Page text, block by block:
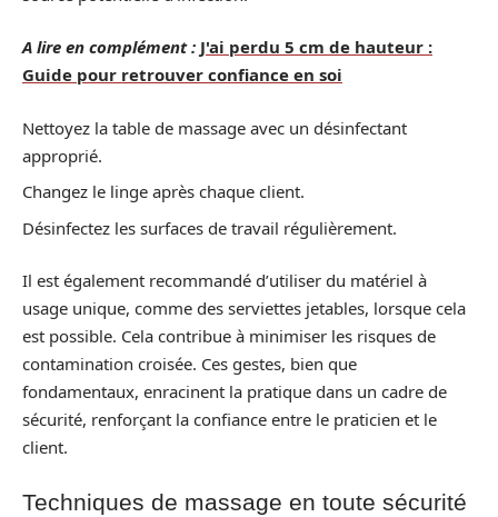
A lire en complément : J'ai perdu 5 cm de hauteur :
Guide pour retrouver confiance en soi
Nettoyez la table de massage avec un désinfectant
approprié.
Changez le linge après chaque client.
Désinfectez les surfaces de travail régulièrement.
Il est également recommandé d’utiliser du matériel à
usage unique, comme des serviettes jetables, lorsque cela
est possible. Cela contribue à minimiser les risques de
contamination croisée. Ces gestes, bien que
fondamentaux, enracinent la pratique dans un cadre de
sécurité, renforçant la confiance entre le praticien et le
client.
Techniques de massage en toute sécurité